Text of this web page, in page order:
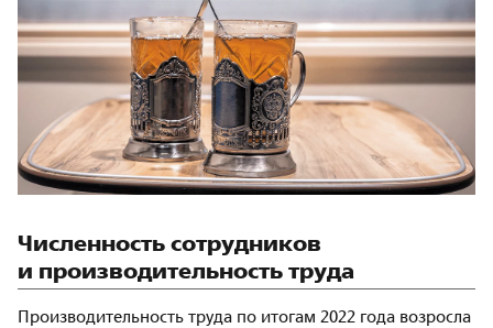
Численность сотрудников
и производительность труда
Производительность труда по итогам 2022 года возросла